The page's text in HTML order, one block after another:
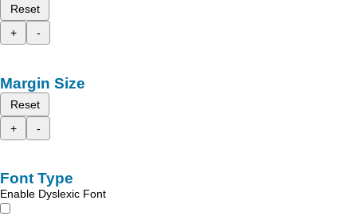
Reset
+
-
Margin Size
Reset
+
-
Font Type
Enable Dyslexic Font